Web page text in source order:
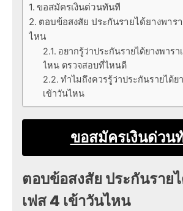
ขอสมัครเงินด่วนทันที
ตอบข้อสงสัย ประกันรายได้ยางพาร
ไหน
อยากรู้ว่าประกันรายได้ยางพารา
ไหน ตรวจสอบที่ไหนดี
ทำไมถึงควรรู้ว่าประกันรายได้ย
เข้าวันไหน
ขอสมัครเงินด่วน
ตอบข้อสงสัย ประกันราย
เฟส 4 เข้าวันไหน